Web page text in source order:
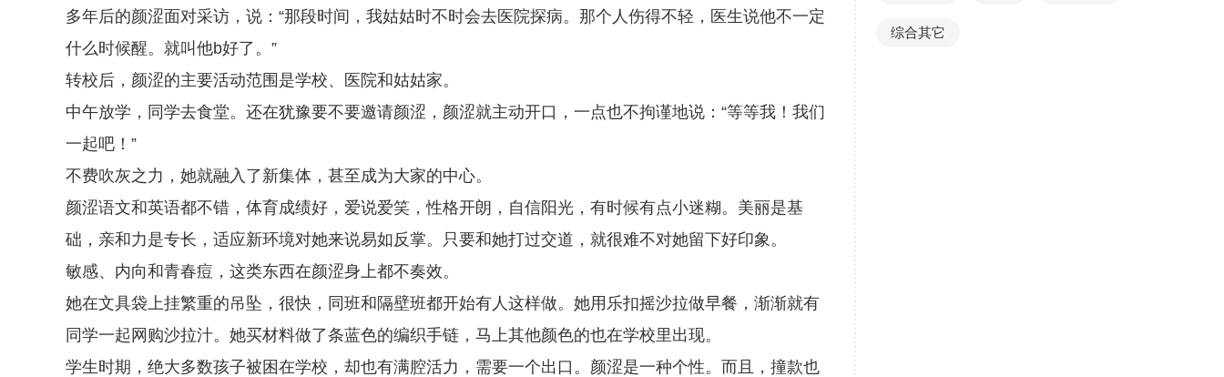
多年后的颜涩面对采访，说：“那段时间，我姑姑时不时会去医院探病。那个人伤得不轻，医生说他不一定
什么时候醒。就叫他b好了。”
转校后，颜涩的主要活动范围是学校、医院和姑姑家。
中午放学，同学去食堂。还在犹豫要不要邀请颜涩，颜涩就主动开口，一点也不拘谨地说：“等等我！我们
一起吧！”
不费吹灰之力，她就融入了新集体，甚至成为大家的中心。
颜涩语文和英语都不错，体育成绩好，爱说爱笑，性格开朗，自信阳光，有时候有点小迷糊。美丽是基
础，亲和力是专长，适应新环境对她来说易如反掌。只要和她打过交道，就很难不对她留下好印象。
敏感、内向和青春痘，这类东西在颜涩身上都不奏效。
她在文具袋上挂繁重的吊坠，很快，同班和隔壁班都开始有人这样做。她用乐扣摇沙拉做早餐，渐渐就有
同学一起网购沙拉汁。她买材料做了条蓝色的编织手链，马上其他颜色的也在学校里出现。
学生时期，绝大多数孩子被困在学校，却也有满腔活力，需要一个出口。颜涩是一种个性。而且，撞款也
综合其它